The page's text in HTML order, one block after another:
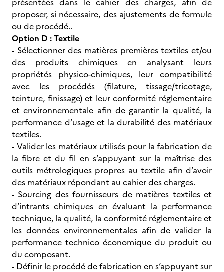
présentées dans le cahier des charges, afin de
proposer, si nécessaire, des ajustements de formule
ou de procédé..
Option D : Textile
- Sélectionner des matières premières textiles et/ou
des produits chimiques en analysant leurs
propriétés physico-chimiques, leur compatibilité
avec les procédés (filature, tissage/tricotage,
teinture, finissage) et leur conformité réglementaire
et environnementale afin de garantir la qualité, la
performance d’usage et la durabilité des matériaux
textiles.
- Valider les matériaux utilisés pour la fabrication de
la fibre et du fil en s’appuyant sur la maîtrise des
outils métrologiques propres au textile afin d’avoir
des matériaux répondant au cahier des charges.
- Sourcing des fournisseurs de matières textiles et
d’intrants chimiques en évaluant la performance
technique, la qualité, la conformité réglementaire et
les données environnementales afin de valider la
performance technico économique du produit ou
du composant.
- Définir le procédé de fabrication en s’appuyant sur